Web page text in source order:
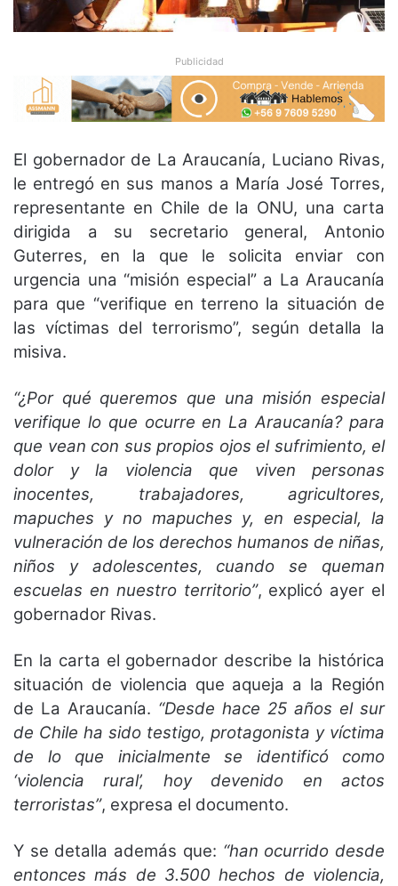
Publicidad
El gobernador de La Araucanía, Luciano Rivas,
le entregó en sus manos a María José Torres,
representante en Chile de la ONU, una carta
dirigida a su secretario general, Antonio
Guterres, en la que le solicita enviar con
urgencia una “misión especial” a La Araucanía
para que “verifique en terreno la situación de
las víctimas del terrorismo”, según detalla la
misiva.
“¿Por qué queremos que una misión especial
verifique lo que ocurre en La Araucanía? para
que vean con sus propios ojos el sufrimiento, el
dolor y la violencia que viven personas
inocentes, trabajadores, agricultores,
mapuches y no mapuches y, en especial, la
vulneración de los derechos humanos de niñas,
niños y adolescentes, cuando se queman
escuelas en nuestro territorio”, explicó ayer el
gobernador Rivas.
En la carta el gobernador describe la histórica
situación de violencia que aqueja a la Región
de La Araucanía. “Desde hace 25 años el sur
de Chile ha sido testigo, protagonista y víctima
de lo que inicialmente se identificó como
‘violencia rural’, hoy devenido en actos
terroristas”, expresa el documento.
Y se detalla además que: “han ocurrido desde
entonces más de 3.500 hechos de violencia,